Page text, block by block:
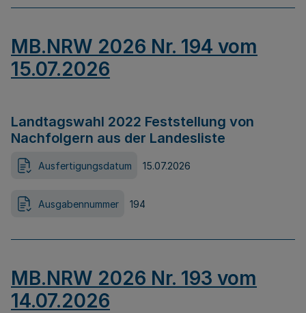
MB.NRW 2026 Nr. 194 vom
15.07.2026
Landtagswahl 2022 Feststellung von
Nachfolgern aus der Landesliste
Ausfertigungsdatum 15.07.2026
Ausgabennummer 194
MB.NRW 2026 Nr. 193 vom
14.07.2026